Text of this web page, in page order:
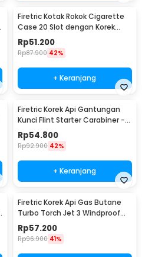
Firetric Kotak Rokok Cigarette
Case 20 Slot dengan Korek
Elektrik - JD-YH073
Rp51.200
Rp87.900 42%
+ Keranjang
Firetric Korek Api Gantungan
Kunci Flint Starter Carabiner -
BCK2-666
Rp54.800
Rp92.900 42%
+ Keranjang
Firetric Korek Api Gas Butane
Turbo Torch Jet 3 Windproof
Lighter - PE-979
Rp57.200
Rp96.900 41%